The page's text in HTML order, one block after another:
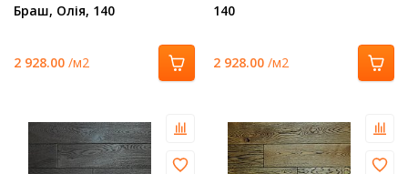
Браш, Олія, 140
2 928.00 /м2
140
2 928.00 /м2